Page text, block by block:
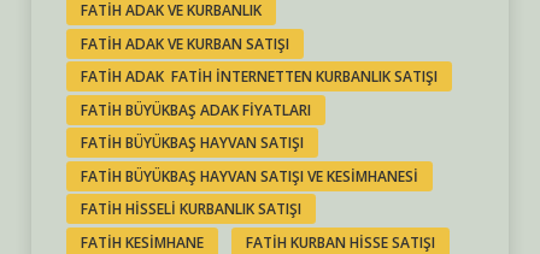
FATIH ADAK VE KURBANLIK
FATIH ADAK VE KURBAN SATIŞI
FATIH ADAK FATIH INTERNETTEN KURBANLIK SATIŞI
FATIH BÜYÜKBAŞ ADAK FIYATLARI
FATIH BÜYÜKBAŞ HAYVAN SATIŞI
FATIH BÜYÜKBAŞ HAYVAN SATIŞI VE KESIMHANESI
FATIH HISSELI KURBANLIK SATIŞI
FATIH KESIMHANE
FATIH KURBAN HISSE SATIŞI